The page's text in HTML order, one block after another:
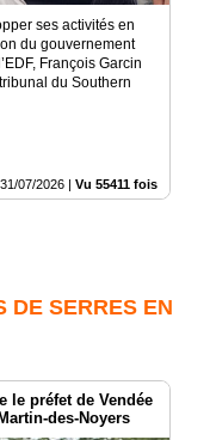
ses activités en
du gouvernement
François Garcin
du Southern
31/07/2026 Vu 55411 fois
DE SERRES EN
le préfet de Vendée
des-Noyers